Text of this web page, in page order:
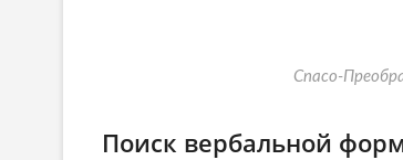
Спасо-
Поиск вербальной